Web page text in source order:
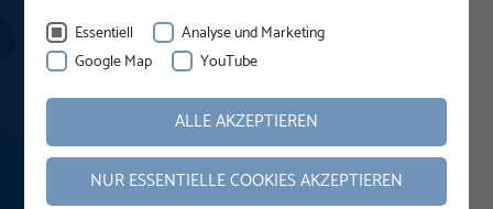
Essentiell
Analyse und Marketing
Google Map
YouTube
ALLE AKZEPTIEREN
NUR ESSENTIELLE COOKIES AKZEPTIEREN